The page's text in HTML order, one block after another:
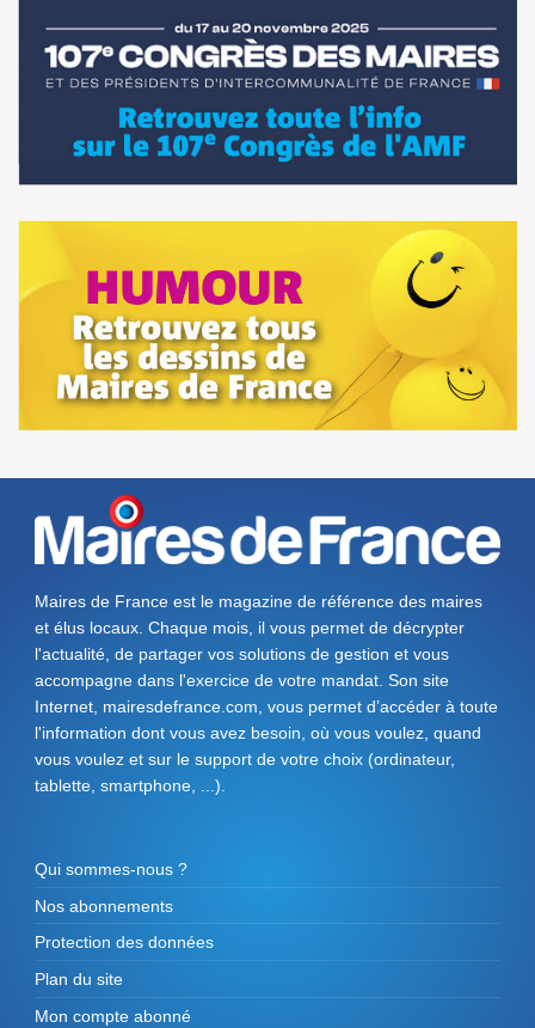
Maires de France est le magazine de référence des maires
et élus locaux. Chaque mois, il vous permet de décrypter
l'actualité, de partager vos solutions de gestion et vous
accompagne dans l'exercice de votre mandat. Son site
Internet, mairesdefrance.com, vous permet d’accéder à toute
l'information dont vous avez besoin, où vous voulez, quand
vous voulez et sur le support de votre choix (ordinateur,
tablette, smartphone, ...).
Qui sommes-nous ?
Nos abonnements
Protection des données
Plan du site
Mon compte abonné